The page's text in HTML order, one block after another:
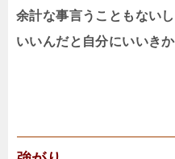
余計な事言うこともない
いいんだと自分にいいきか